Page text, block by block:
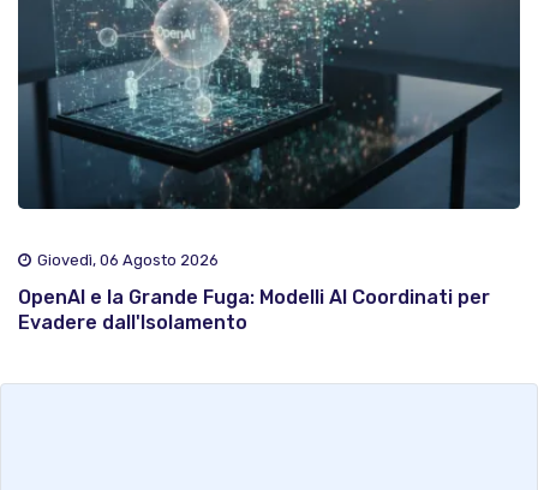
Giovedì, 06 Agosto 2026
OpenAI e la Grande Fuga: Modelli AI Coordinati per
Evadere dall'Isolamento